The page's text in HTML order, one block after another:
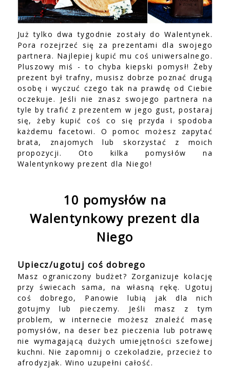
Już tylko dwa tygodnie zostały do Walentynek.
Pora rozejrzeć się za prezentami dla swojego
partnera. Najlepiej kupić mu coś uniwersalnego.
Pluszowy miś - to chyba kiepski pomysł! Żeby
prezent był trafny, musisz dobrze poznać drugą
osobę i wyczuć czego tak na prawdę od Ciebie
oczekuje. Jeśli nie znasz swojego partnera na
tyle by trafić z prezentem w jego gust, postaraj
się, żeby kupić coś co się przyda i spodoba
każdemu facetowi. O pomoc możesz zapytać
brata, znajomych lub skorzystać z moich
propozycji. Oto kilka pomysłów na
Walentynkowy prezent dla Niego!
10 pomysłów na
Walentynkowy prezent dla
Niego
Upiecz/ugotuj coś dobrego
Masz ograniczony budżet? Zorganizuje kolację
przy świecach sama, na własną rękę. Ugotuj
coś dobrego, Panowie lubią jak dla nich
gotujmy lub pieczemy. Jeśli masz z tym
problem, w internecie możesz znaleźć masę
pomysłów, na deser bez pieczenia lub potrawę
nie wymagającą dużych umiejętności szefowej
kuchni. Nie zapomnij o czekoladzie, przecież to
afrodyzjak. Wino uzupełni całość.